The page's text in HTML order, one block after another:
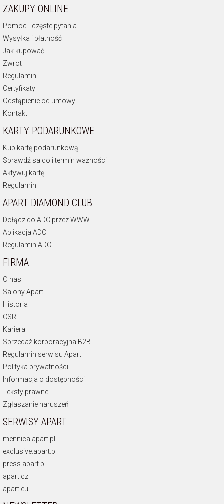
ZAKUPY ONLINE
Pomoc - częste pytania
Wysyłka i płatność
Jak kupować
Zwrot
Regulamin
Certyfikaty
Odstąpienie od umowy
Kontakt
KARTY PODARUNKOWE
Kup kartę podarunkową
Sprawdź saldo i termin ważności
Aktywuj kartę
Regulamin
APART DIAMOND CLUB
Dołącz do ADC przez WWW
Aplikacja ADC
Regulamin ADC
FIRMA
O nas
Salony Apart
Historia
CSR
Kariera
Sprzedaż korporacyjna B2B
Regulamin serwisu Apart
Polityka prywatności
Informacja o dostępności
Teksty prawne
Zgłaszanie naruszeń
SERWISY APART
mennica.apart.pl
exclusive.apart.pl
press.apart.pl
apart.cz
apart.eu